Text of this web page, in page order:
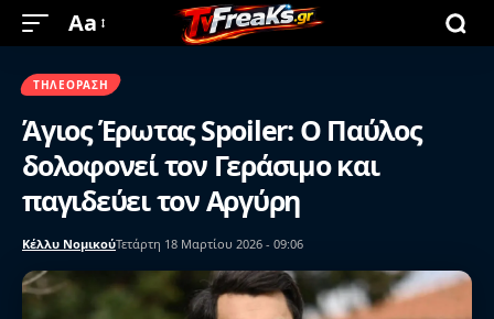
Aa
ΤΗΛΕΌΡΑΣΗ
Άγιος Έρωτας Spoiler: Ο Παύλος
δολοφονεί τον Γεράσιμο και
παγιδεύει τον Αργύρη
Κέλλυ ΝομικούΤετάρτη 18 Μαρτίου 2026 - 09:06